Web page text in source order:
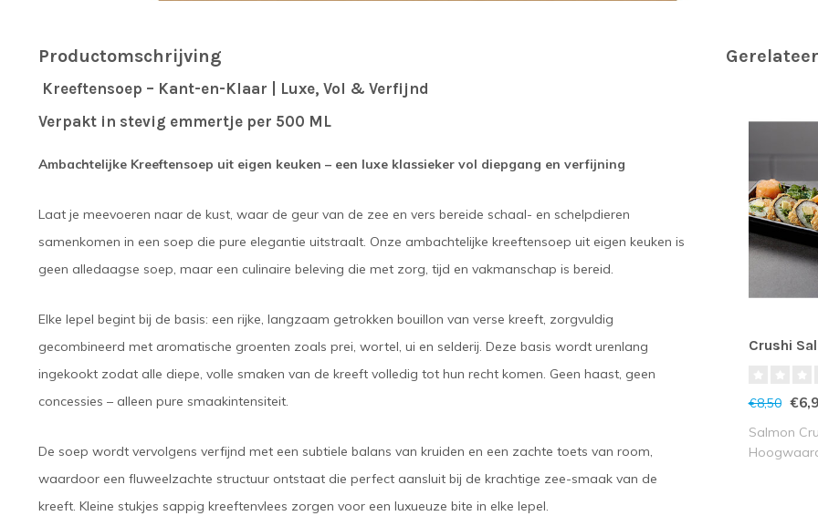
Productomschrijving
Kreeftensoep – Kant-en-Klaar | Luxe, Vol & Verfijnd
Verpakt in stevig emmertje per 500 ML
Ambachtelijke Kreeftensoep uit eigen keuken – een luxe klassieker vol diepgang en verfijning
Laat je meevoeren naar de kust, waar de geur van de zee en vers bereide schaal- en schelpdieren
samenkomen in een soep die pure elegantie uitstraalt. Onze ambachtelijke kreeftensoep uit eigen keuken is
geen alledaagse soep, maar een culinaire beleving die met zorg, tijd en vakmanschap is bereid.
Elke lepel begint bij de basis: een rijke, langzaam getrokken bouillon van verse kreeft, zorgvuldig
gecombineerd met aromatische groenten zoals prei, wortel, ui en selderij. Deze basis wordt urenlang
ingekookt zodat alle diepe, volle smaken van de kreeft volledig tot hun recht komen. Geen haast, geen
concessies – alleen pure smaakintensiteit.
De soep wordt vervolgens verfijnd met een subtiele balans van kruiden en een zachte toets van room,
waardoor een fluweelzachte structuur ontstaat die perfect aansluit bij de krachtige zee-smaak van de
kreeft. Kleine stukjes sappig kreeftenvlees zorgen voor een luxueuze bite in elke lepel.
Crushi
€8,50
Salmon